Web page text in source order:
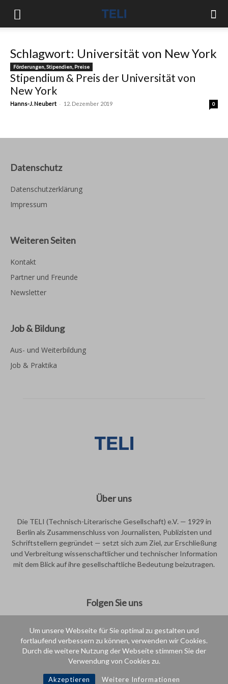
Um unsere Webseite für Sie optimal zu gestalten und
fortlaufend verbessern zu können, verwenden wir Cookies.
Durch die weitere Nutzung der Webseite stimmen Sie der
Verwendung von Cookies zu.
Akzeptieren Weitere Informationen
Schlagwort: Universität von New York
Förderungen, Stipendien, Preise
Stipendium & Preis der Universität von
New York
Hanns-J. Neubert - 12. Dezember 2019 0
Datenschutz
Datenschutzerklärung
Impressum
Weiteren Seiten
Kontakt
Partner und Freunde
Newsletter
Job & Bildung
Aus- und Weiterbildung
Job & Praktika
Über uns
Die TELI (Technisch-Literarische Gesellschaft) e.V. — 1929 in
Berlin als Zusammenschluss von Journalisten, Publizisten und
Schriftstellern gegründet — setzt sich zum Ziel, zur Erschließung
und Verbreitung wissenschaftlicher und technischer Information
mit dem Blick auf ihre gesellschaftliche Bedeutung beizutragen.
Folgen Sie uns